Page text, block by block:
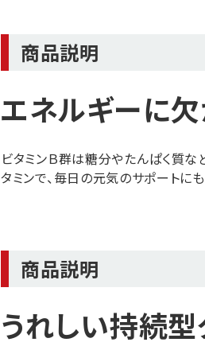
商品説明
エネルギーに
ビタミンＢ群は糖分やたんぱく質
タミンで、毎日の元気のサポートに
商品説明
うれしい持続型